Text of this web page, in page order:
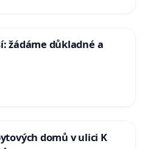
žádáme důkladné a
domů v ulici K